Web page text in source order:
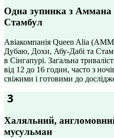
Одна зупинка з Аммана
Стамбул
Авіакомпанія Queen Alia
Дубаю, Дохи, Абу-Дабі та
в Сінгапурі. Загальна
від 12 до 16 годин, часто з
свіжими і готовими до
3
Халяльний,
мусульман